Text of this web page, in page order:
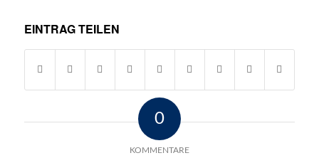
EINTRAG TEILEN
0
KOMMENTARE